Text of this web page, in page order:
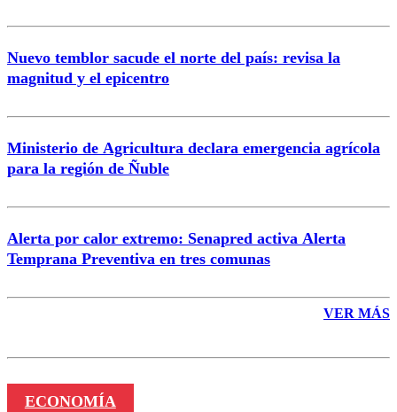
Nuevo temblor sacude el norte del país: revisa la
magnitud y el epicentro
Ministerio de Agricultura declara emergencia agrícola
para la región de Ñuble
Alerta por calor extremo: Senapred activa Alerta
Temprana Preventiva en tres comunas
VER MÁS
ECONOMÍA